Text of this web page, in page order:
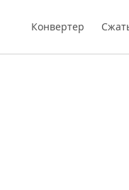
Конвертер